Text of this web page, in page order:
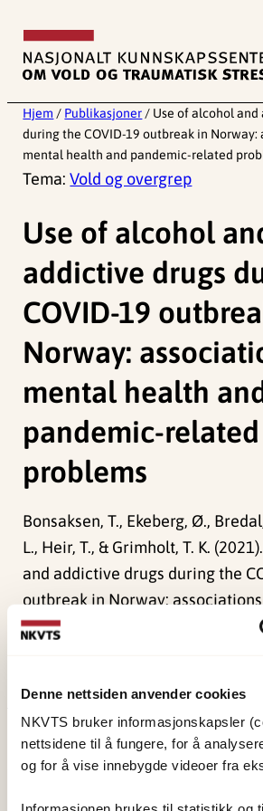
Denne nettsiden anvender cookies
NKVTS bruker informasjonskapsler
nettsidene til å fungere, for å
og for å vise innebygde videoer fra
innhold
Hjem / Publikasjoner / Use of alcohol
during the COVID-19 outbreak in Norway:
mental health and pandemic-related
Tema:Vold og overgrep
Use of alcohol
addictive drugs
COVID-19
Norway:
mental health
pandemic-related
problems
Bonsaksen, T., Ekeberg, Ø.,
L., Heir, T., & Grimholt, T. K.
and addictive drugs during the
outbreak in Norway:
health and pandemic-related
Publisert:19. mars 2026
Sist redigert:
8. august 2026